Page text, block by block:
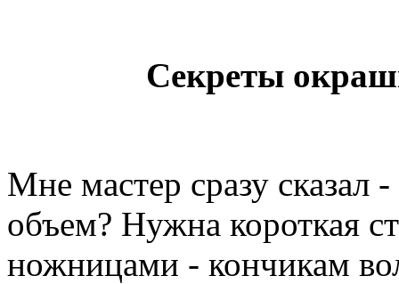
Секреты
Мне мастер сразу сказал
объем? Нужна короткая
ножницами - кончикам